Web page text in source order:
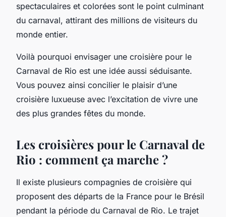
spectaculaires et colorées sont le point culminant
du carnaval, attirant des millions de visiteurs du
monde entier.
Voilà pourquoi envisager une croisière pour le
Carnaval de Rio est une idée aussi séduisante.
Vous pouvez ainsi concilier le plaisir d’une
croisière luxueuse avec l’excitation de vivre une
des plus grandes fêtes du monde.
Les croisières pour le Carnaval de
Rio : comment ça marche ?
Il existe plusieurs compagnies de croisière qui
proposent des départs de la France pour le Brésil
pendant la période du Carnaval de Rio. Le trajet